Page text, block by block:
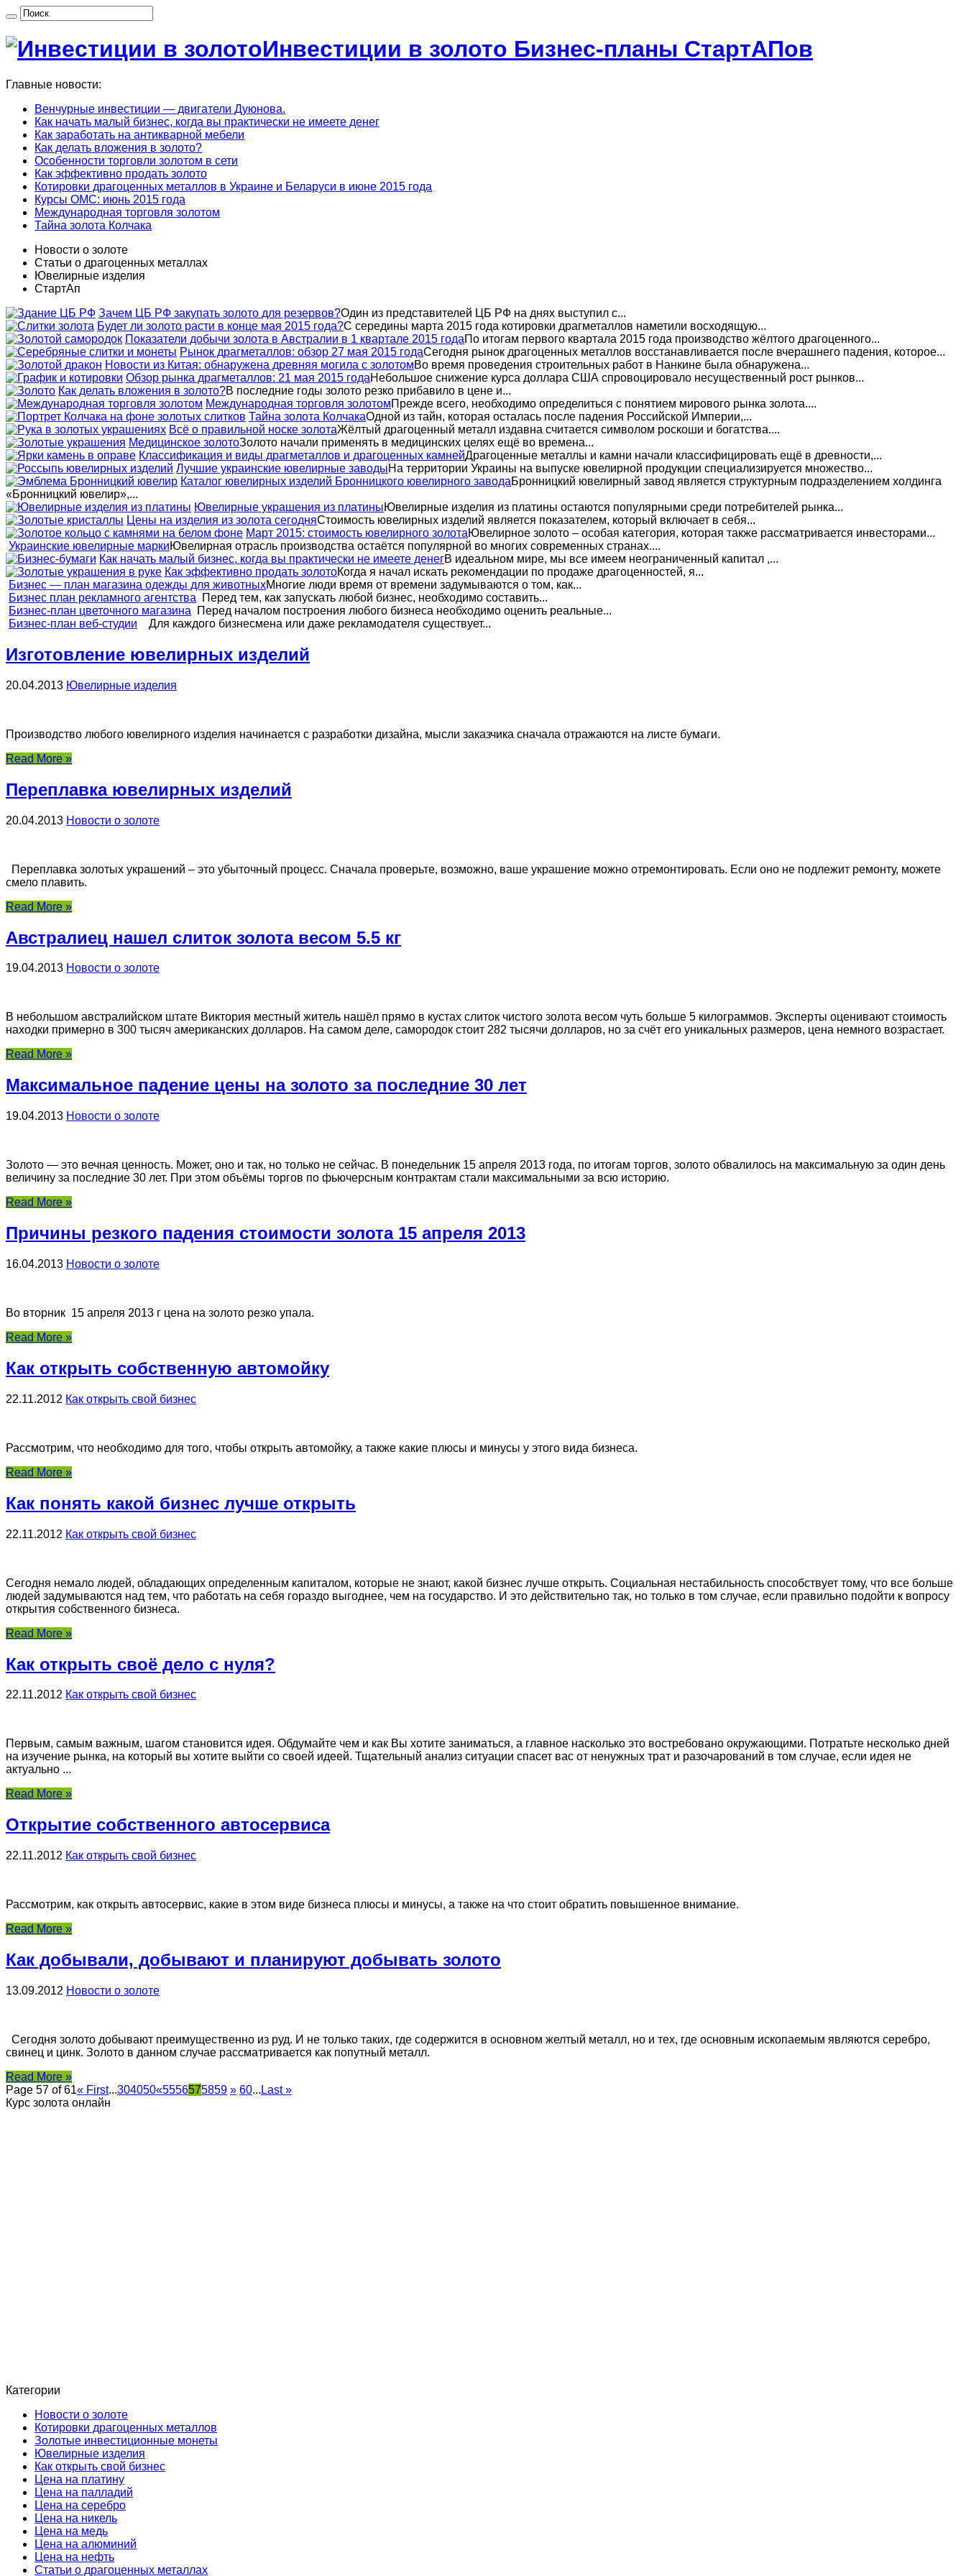
Инвестиции в золото Бизнес-планы СтартАПов
Главные новости:
Венчурные инвестиции — двигатели Дуюнова.
Как начать малый бизнес, когда вы практически не имеете денег
Как заработать на антикварной мебели
Как делать вложения в золото?
Особенности торговли золотом в сети
Как эффективно продать золото
Котировки драгоценных металлов в Украине и Беларуси в июне 2015 года
Курсы ОМС: июнь 2015 года
Международная торговля золотом
Тайна золота Колчака
Новости о золоте
Статьи о драгоценных металлах
Ювелирные изделия
СтартАп
Зачем ЦБ РФ закупать золото для резервов?Один из представителей ЦБ РФ на днях выступил с...
Будет ли золото расти в конце мая 2015 года?С середины марта 2015 года котировки драгметаллов наметили восходящую...
Показатели добычи золота в Австралии в 1 квартале 2015 годаПо итогам первого квартала 2015 года производство жёлтого драгоценного...
Рынок драгметаллов: обзор 27 мая 2015 годаСегодня рынок драгоценных металлов восстанавливается после вчерашнего падения, которое...
Новости из Китая: обнаружена древняя могила с золотомВо время проведения строительных работ в Нанкине была обнаружена...
Обзор рынка драгметаллов: 21 мая 2015 годаНебольшое снижение курса доллара США спровоцировало несущественный рост рынков...
Как делать вложения в золото?В последние годы золото резко прибавило в цене и...
Международная торговля золотомПрежде всего, необходимо определиться с понятием мирового рынка золота....
Тайна золота КолчакаОдной из тайн, которая осталась после падения Российской Империи,...
Всё о правильной носке золотаЖёлтый драгоценный металл издавна считается символом роскоши и богатства....
Медицинское золотоЗолото начали применять в медицинских целях ещё во времена...
Классификация и виды драгметаллов и драгоценных камнейДрагоценные металлы и камни начали классифицировать ещё в древности,...
Лучшие украинские ювелирные заводыНа территории Украины на выпуске ювелирной продукции специализируется множество...
Каталог ювелирных изделий Бронницкого ювелирного заводаБронницкий ювелирный завод является структурным подразделением холдинга
«Бронницкий ювелир»,...
Ювелирные украшения из платиныЮвелирные изделия из платины остаются популярными среди потребителей рынка...
Цены на изделия из золота сегодняСтоимость ювелирных изделий является показателем, который включает в себя...
Март 2015: стоимость ювелирного золотаЮвелирное золото – особая категория, которая также рассматривается инвесторами...
Украинские ювелирные маркиЮвелирная отрасль производства остаётся популярной во многих современных странах....
Как начать малый бизнес, когда вы практически не имеете денегВ идеальном мире, мы все имеем неограниченный капитал ,...
Как эффективно продать золотоКогда я начал искать рекомендации по продаже драгоценностей, я...
Бизнес — план магазина одежды для животныхМногие люди время от времени задумываются о том, как...
Бизнес план рекламного агентства Перед тем, как запускать любой бизнес, необходимо составить...
Бизнес-план цветочного магазина Перед началом построения любого бизнеса необходимо оценить реальные...
Бизнес-план веб-студии Для каждого бизнесмена или даже рекламодателя существует...
Изготовление ювелирных изделий
20.04.2013 Ювелирные изделия
Производство любого ювелирного изделия начинается с разработки дизайна, мысли заказчика сначала отражаются на листе бумаги.
Read More »
Переплавка ювелирных изделий
20.04.2013 Новости о золоте
Переплавка золотых украшений – это убыточный процесс. Сначала проверьте, возможно, ваше украшение можно отремонтировать. Если оно не подлежит ремонту, можете
смело плавить.
Read More »
Австралиец нашел слиток золота весом 5.5 кг
19.04.2013 Новости о золоте
В небольшом австралийском штате Виктория местный житель нашёл прямо в кустах слиток чистого золота весом чуть больше 5 килограммов. Эксперты оценивают стоимость
находки примерно в 300 тысяч американских долларов. На самом деле, самородок стоит 282 тысячи долларов, но за счёт его уникальных размеров, цена немного возрастает.
Read More »
Максимальное падение цены на золото за последние 30 лет
19.04.2013 Новости о золоте
Золото — это вечная ценность. Может, оно и так, но только не сейчас. В понедельник 15 апреля 2013 года, по итогам торгов, золото обвалилось на максимальную за один день
величину за последние 30 лет. При этом объёмы торгов по фьючерсным контрактам стали максимальными за всю историю.
Read More »
Причины резкого падения стоимости золота 15 апреля 2013
16.04.2013 Новости о золоте
Во вторник 15 апреля 2013 г цена на золото рез­ко упала.
Read More »
Как открыть собственную автомойку
22.11.2012 Как открыть свой бизнес
Рассмотрим, что необходимо для того, чтобы открыть автомойку, а также какие плюсы и минусы у этого вида бизнеса.
Read More »
Как понять какой бизнес лучше открыть
22.11.2012 Как открыть свой бизнес
Сегодня немало людей, обладающих определенным капиталом, которые не знают, какой бизнес лучше открыть. Социальная нестабильность способствует тому, что все больше
людей задумываются над тем, что работать на себя гораздо выгоднее, чем на государство. И это действительно так, но только в том случае, если правильно подойти к вопросу
открытия собственного бизнеса.
Read More »
Как открыть своё дело с нуля?
22.11.2012 Как открыть свой бизнес
Первым, самым важным, шагом становится идея. Обдумайте чем и как Вы хотите заниматься, а главное насколько это востребовано окружающими. Потратьте несколько дней
на изучение рынка, на который вы хотите выйти со своей идеей. Тщательный анализ ситуации спасет вас от ненужных трат и разочарований в том случае, если идея не
актуально ...
Read More »
Открытие собственного автосервиса
22.11.2012 Как открыть свой бизнес
Рассмотрим, как открыть автосервис, какие в этом виде бизнеса плюсы и минусы, а также на что стоит обратить повышенное внимание.
Read More »
Как добывали, добывают и планируют добывать золото
13.09.2012 Новости о золоте
Сегодня золото добывают преимущественно из руд. И не только таких, где содержится в основном желтый металл, но и тех, где основным ископаемым являются серебро,
свинец и цинк. Золото в данном случае рассматривается как попутный металл.
Read More »
Page 57 of 61« First...304050«5556575859 » 60... Last »
Курс золота онлайн
Категории
Новости о золоте
Котировки драгоценных металлов
Золотые инвестиционные монеты
Ювелирные изделия
Как открыть свой бизнес
Цена на платину
Цена на палладий
Цена на серебро
Цена на никель
Цена на медь
Цена на алюминий
Цена на нефть
Статьи о драгоценных металлах